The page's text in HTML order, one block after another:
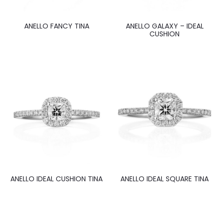
ANELLO FANCY TINA
ANELLO GALAXY – IDEAL
CUSHION
ANELLO IDEAL CUSHION TINA ANELLO IDEAL SQUARE TINA